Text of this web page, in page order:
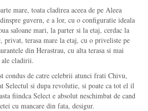
mare, toata cladirea aceea de pe Aleea
guvern, e a lor, cu o configuratie ideala
saloane mari, la parter si la etaj, cerdac la
privat, terasa mare la etaj, cu o priveliste pe
din Herastrau, cu alta terasa si mai
ale cladirii.
condus de catre celebrii atunci frati Chivu,
Selectul si dupa revolutie, si poate ca tot el il
fiindca Select e absolut neschimbat de cand
cu mancare din fata, desigur.